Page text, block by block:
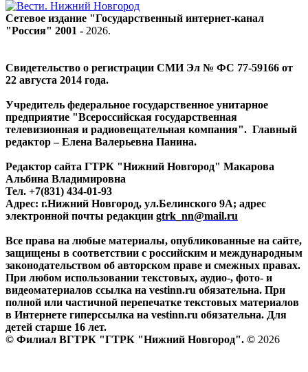
Сетевое издание "Государственный интернет-канал
"Россия" 2001 - 2026.
Свидетельство о регистрации СМИ Эл № ФС 77-59166 от
22 августа 2014 года.
Учредитель федеральное государственное унитарное
предприятие "Всероссийская государственная
телевизионная и радиовещательная компания". Главный
редактор – Елена Валерьевна Панина.
Редактор сайта ГТРК "Нижний Новгород" Макарова
Альбина Владимировна
Тел. +7(831) 434-01-93
Адрес: г.Нижний Новгород, ул.Белинского 9А; адрес
электронной почты редакции gtrk_nn@mail.ru
Все права на любые материалы, опубликованные на сайте,
защищены в соответствии с российским и международным
законодательством об авторском праве и смежных правах.
При любом использовании текстовых, аудио-, фото- и
видеоматериалов ссылка на vestinn.ru обязательна. При
полной или частичной перепечатке текстовых материалов
в Интернете гиперссылка на vestinn.ru обязательна. Для
детей старше 16 лет.
© Филиал ВГТРК "ГТРК "Нижний Новгород". © 2026